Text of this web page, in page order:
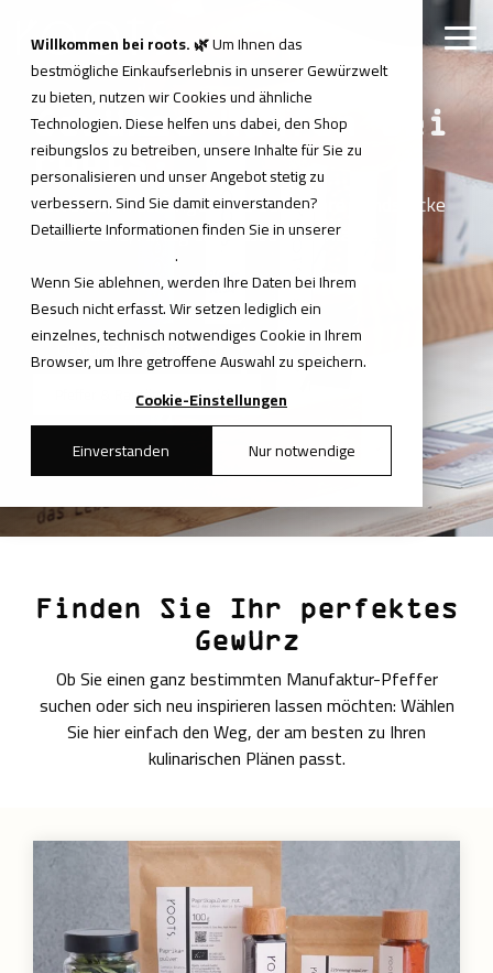
Willkommen bei roots. 🌿Um Ihnen das
bestmögliche Einkaufserlebnis in unserer Gewürzwelt
zu bieten, nutzen wir Cookies und ähnliche
Technologien. Diese helfen uns dabei, den Shop
reibungslos zu betreiben, unsere Inhalte für Sie zu
personalisieren und unser Angebot stetig zu
verbessern. Sind Sie damit einverstanden?
Detaillierte Informationen finden Sie in unserer
.
Wenn Sie ablehnen, werden Ihre Daten bei Ihrem
Besuch nicht erfasst. Wir setzen lediglich ein
einzelnes, technisch notwendiges Cookie in Ihrem
Browser, um Ihre getroffene Auswahl zu speichern.
Cookie-Einstellungen
Einverstanden
Nur notwendige
main
content.
Gewürze kaufen bei
roots.
Gewürze, Mischungen und besondere Fundstücke
– für Küche, Alltag und passende Anlässe.
Gewürze A–Z ansehen
Pfeffer & Raritäten entdecken
Finden Sie Ihr perfektes
Gewürz
Ob Sie einen ganz bestimmten Manufaktur-Pfeffer
suchen oder sich neu inspirieren lassen möchten: Wählen
Sie hier einfach den Weg, der am besten zu Ihren
kulinarischen Plänen passt.